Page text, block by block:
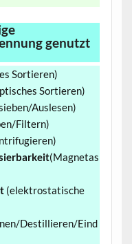
genutzt
Sortieren)
Sortieren)
Auslesen)
Filtern)
(Magnetas
(elektrostatische
Destillieren/Eind